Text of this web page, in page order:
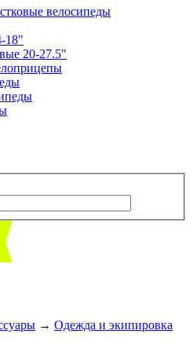
велосипеды
18"
20-27.5"
→ Одежда и экипировка